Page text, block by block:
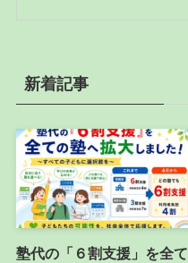
新着記事
塾代の「６割支援」を全て